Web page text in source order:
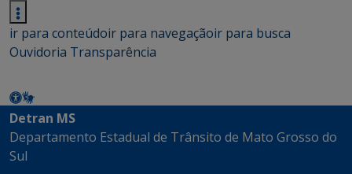
ir para conteúdoir para navegaçãoir para busca
Ouvidoria Transparência
Detran MS
Departamento Estadual de Trânsito de Mato Grosso do
Sul